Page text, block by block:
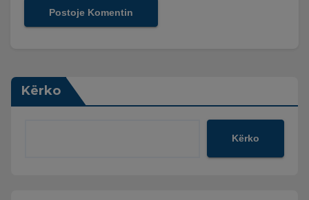
Kërko
Kërko